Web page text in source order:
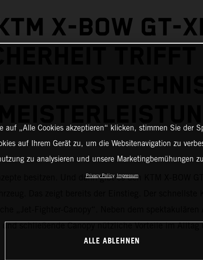
X-BOW GT-
TRIFFT
besitzen. Und dann gibt es den KTM X-BOW GT-
Das zeigt bereits der Einstieg. Der
„Jet-Fighter-Canopy“. Neben dem
schließende Canopy nützliche Vorteile im
auf „Alle Cookies akzeptieren“ klicken, stimmen Sie der
auf Ihrem Gerät zu, um die Websitenavigation zu
zu analysieren und unsere Marketingbemühungen
Privacy Policy Impressum
ALLE ABLEHNEN